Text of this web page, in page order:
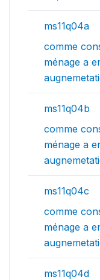
ms11q04a
comme
ménage a
ms11q04b
comme
ménage a
ms11q04c
comme
ménage a
ms11q04d